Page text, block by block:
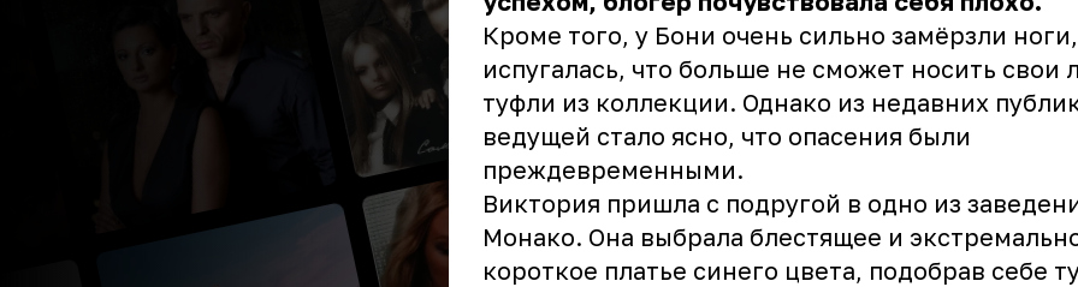
Кроме того, у Бони очень сильно замёрзли
испугалась, что больше не сможет носить
туфли из коллекции. Однако из недавних
ведущей стало ясно, что опасения были
преждевременными.
Виктория пришла с подругой в одно из
Монако. Она выбрала блестящее и
короткое платье синего цвета, подобрав себе